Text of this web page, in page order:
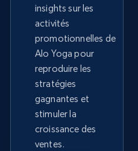
Commencer
Currency, Initial
percent, and more.
Commencer
insights sur les
activités
promotionnelles de
Alo Yoga pour
reproduire les
stratégies
gagnantes et
stimuler la
croissance des
ventes.